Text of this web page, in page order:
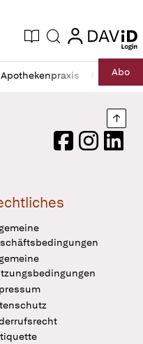
Ausgabe
Suche login
login
Apothekenpraxis RechtAbo
FacebookInstagram